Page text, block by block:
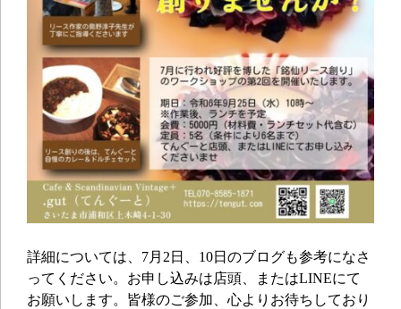
詳細については、7月2日、10日のブログも参考になさ
ってください。お申し込みは店頭、またはLINEにて
お願いします。皆様のご参加、心よりお待ちしており